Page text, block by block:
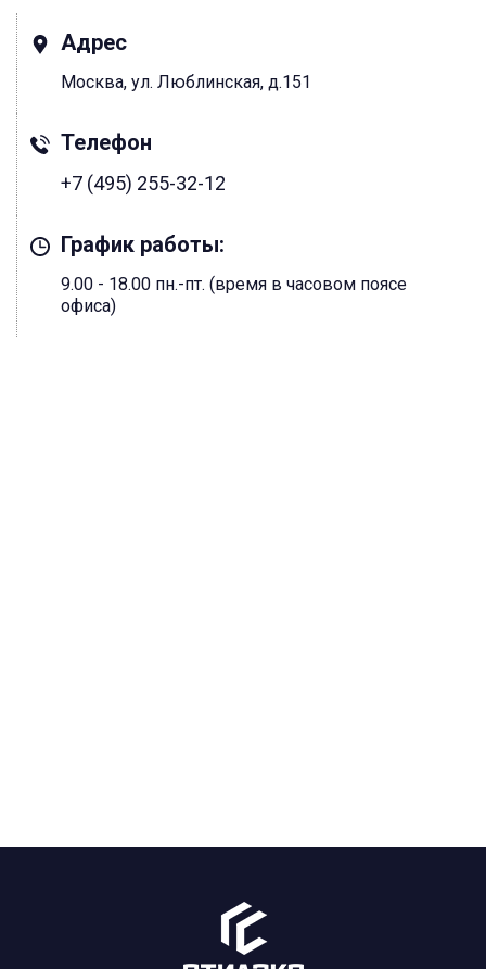
Адрес
Москва, ул. Люблинская, д.151
Телефон
+7 (495) 255-32-12
График работы:
9.00 - 18.00 пн.-пт. (время в часовом поясе
офиса)